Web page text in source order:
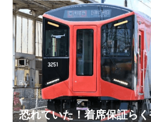
恐れていた！着席保証ら